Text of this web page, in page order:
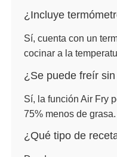
¿Incluye
Sí, cuenta con un
cocinar a la
¿Se puede freír
Sí, la función Air Fry
75% menos de grasa.
¿Qué tipo de